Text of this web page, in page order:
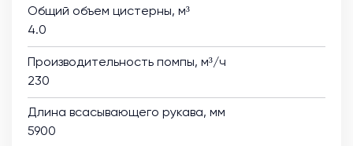
Общий объем цистерны, м³
4.0
Производительность помпы, м³/ч
230
Длина всасывающего рукава, мм
5900